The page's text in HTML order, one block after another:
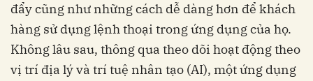
đẩy cũng như những cách dễ dàng hơn để khách
hàng sử dụng lệnh thoại trong ứng dụng của họ.
Không lâu sau, thông qua theo dõi hoạt động theo
vị trí địa lý và trí tuệ nhân tạo (AI), một ứng dụng